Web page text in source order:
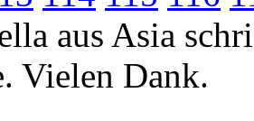
aus Asia
Vielen Dank.